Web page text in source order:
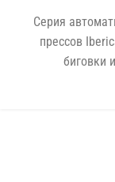
Серия
прессов
биговки